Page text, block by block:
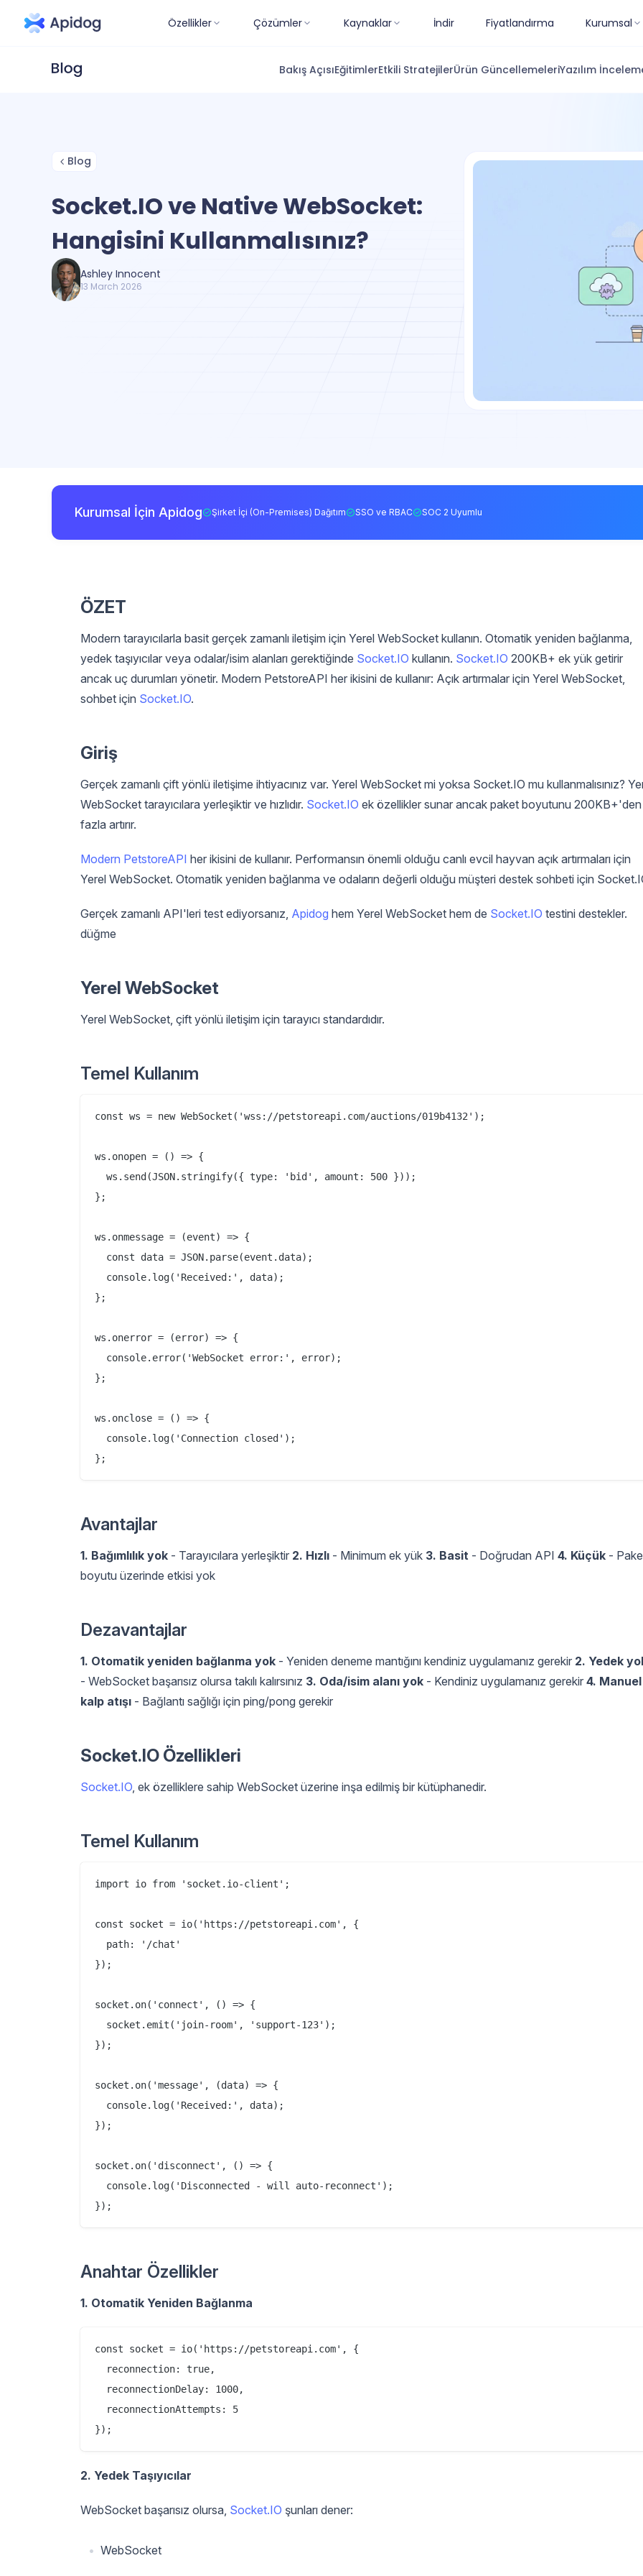
Özellikler Çözümler Kaynaklar İndir Fiyatlandırma Kurumsal
Bakış AçısıEğitimlerEtkili StratejilerÜrün GüncellemeleriYazılım
Blog
Socket.IO ve Native WebSocket:
Hangisini Kullanmalısınız?
Ashley Innocent
13 March 2026
Kurumsal İçin Apidog Şirket İçi (On-Premises) Dağıtım SSO ve RBAC SOC 2 Uyumlu
ÖZET
Modern tarayıcılarla basit gerçek zamanlı iletişim için Yerel WebSocket kullanın. Otomatik yeniden bağlanma,
yedek taşıyıcılar veya odalar/isim alanları gerektiğinde Socket.IO kullanın. Socket.IO 200KB+ ek yük getirir
ancak uç durumları yönetir. Modern PetstoreAPI her ikisini de kullanır: Açık artırmalar için Yerel WebSocket,
sohbet için Socket.IO.
Giriş
Gerçek zamanlı çift yönlü iletişime ihtiyacınız var. Yerel WebSocket mi yoksa Socket.IO mu kullanmalısınız?
WebSocket tarayıcılara yerleşiktir ve hızlıdır. Socket.IO ek özellikler sunar ancak paket boyutunu 200KB+'den
fazla artırır.
Modern PetstoreAPI her ikisini de kullanır. Performansın önemli olduğu canlı evcil hayvan açık artırmaları için
Yerel WebSocket. Otomatik yeniden bağlanma ve odaların değerli olduğu müşteri destek sohbeti için
Gerçek zamanlı API'leri test ediyorsanız, Apidog hem Yerel WebSocket hem de Socket.IO testini destekler.
düğme
Yerel WebSocket
Yerel WebSocket, çift yönlü iletişim için tarayıcı standardıdır.
Temel Kullanım
const ws = new WebSocket('wss://petstoreapi.com/auctions/019b4132');
ws.onopen = () => {
  ws.send(JSON.stringify({ type: 'bid', amount: 500 }));
};
ws.onmessage = (event) => {
  const data = JSON.parse(event.data);
  console.log('Received:', data);
};
ws.onerror = (error) => {
  console.error('WebSocket error:', error);
};
ws.onclose = () => {
  console.log('Connection closed');
Avantajlar
1. Bağımlılık yok - Tarayıcılara yerleşiktir 2. Hızlı - Minimum ek yük 3. Basit - Doğrudan API 4. Küçük -
boyutu üzerinde etkisi yok
Dezavantajlar
1. Otomatik yeniden bağlanma yok - Yeniden deneme mantığını kendiniz uygulamanız gerekir 2. Yedek
- WebSocket başarısız olursa takılı kalırsınız 3. Oda/isim alanı yok - Kendiniz uygulamanız gerekir 4. Manuel
kalp atışı - Bağlantı sağlığı için ping/pong gerekir
Socket.IO Özellikleri
Socket.IO , ek özelliklere sahip WebSocket üzerine inşa edilmiş bir kütüphanedir.
Temel Kullanım
import io from 'socket.io-client';
const socket = io('https://petstoreapi.com', {
  path: '/chat'
});
socket.on('connect', () => {
  socket.emit('join-room', 'support-123');
});
socket.on('message', (data) => {
  console.log('Received:', data);
});
socket.on('disconnect', () => {
  console.log('Disconnected - will auto-reconnect');
Anahtar Özellikler
1. Otomatik Yeniden Bağlanma
const socket = io('https://petstoreapi.com', {
  reconnection: true,
  reconnectionDelay: 1000,
  reconnectionAttempts: 5
2. Yedek Taşıyıcılar
WebSocket başarısız olursa, Socket.IO şunları dener:
WebSocket